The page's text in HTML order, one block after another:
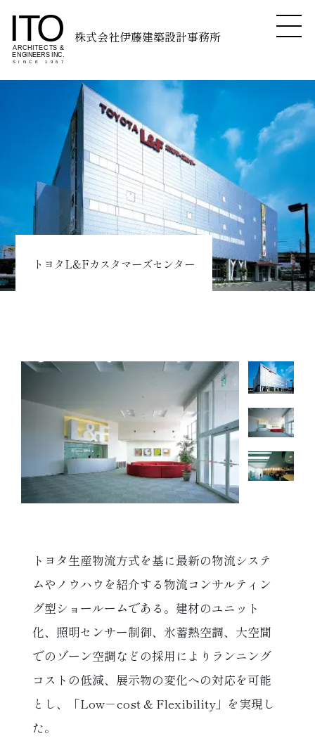
株式会社伊藤建築設計事務所
トヨタL&Fカスタマーズセンター
トヨタ生産物流方式を基に最新の物流システ
ムやノウハウを紹介する物流コンサルティン
グ型ショールームである。建材のユニット
化、照明センサー制御、氷蓄熱空調、大空間
でのゾーン空調などの採用によりランニング
コストの低減、展示物の変化への対応を可能
とし、「Low－cost & Flexibility」を実現し
た。